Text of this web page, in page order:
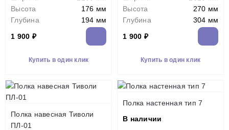
Высота
176 мм
Глубина
194 мм
1 900 ₽
Купить в один клик
Высота
270 мм
Глубина
304 мм
1 900 ₽
Купить в один клик
Полка навесная Тиволи
ПЛ-01
Полка настенная тип 7
В наличии